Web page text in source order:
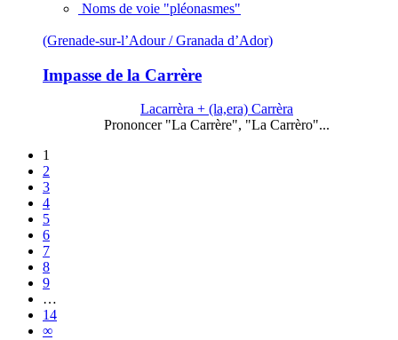
Noms de voie "pléonasmes"
(Grenade-sur-l’Adour / Granada d’Ador)
Impasse de la Carrère
Lacarrèra + (la,era) Carrèra
Prononcer "La Carrère", "La Carrèro"...
1
2
3
4
5
6
7
8
9
…
14
∞